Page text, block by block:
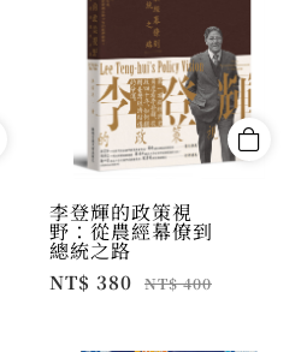
李登輝的政策視
野：從農經幕僚到
總統之路
NT$ 380 NT$ 400